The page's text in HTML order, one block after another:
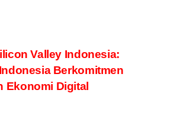
Valley Indonesia:
Berkomitmen
Ekonomi Digital